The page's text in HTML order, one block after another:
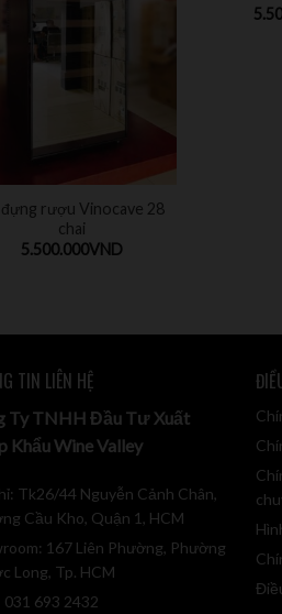
rượu Vinocave 28
chai
5.500.000VND
TIN LIÊN HỆ
Ty TNHH Đầu Tư Xuất
Khẩu Wine Valley
Tk26/44 Nguyễn Cảnh Chân,
Cầu Kho, Quận 1, HCM
167 Liên Phường, Phường
Long, Tp. HCM
031 693 2432